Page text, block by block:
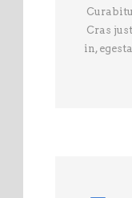
Cras
in,